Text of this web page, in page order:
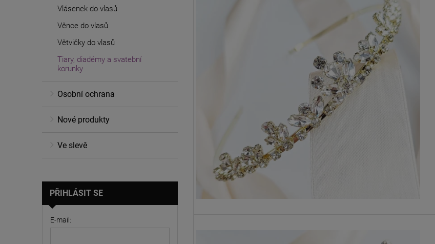
Vlásenek do vlasů
Věnce do vlasů
Větvičky do vlasů
Tiary, diadémy a svatební
korunky
Osobní ochrana
Nové produkty
Ve slevě
PŘIHLÁSIT SE
E-mail: